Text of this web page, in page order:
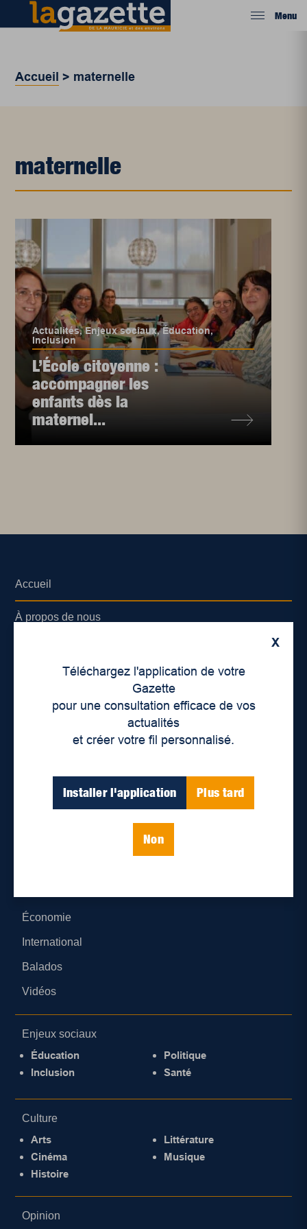
Menu
Accueil > maternelle
maternelle
Actualités,Enjeux sociaux,Éducation,
Inclusion
L’École citoyenne :
accompagner les
enfants dès la
maternel...
X
Téléchargez l'application de votre
Gazette
pour une consultation efficace de vos
actualités
et créer votre fil personnalisé.
Installer l'application Plus tard
Non
Accueil
À propos de nous
Lieux de distribution
Économie
International
Balados
Vidéos
Enjeux sociaux
Éducation
Inclusion
Politique
Santé
Culture
Arts
Cinéma
Histoire
Littérature
Musique
Opinion